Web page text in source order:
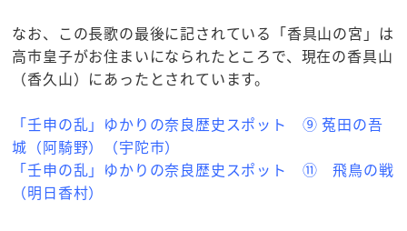
なお、この長歌の最後に記されている「香具山の宮」は
高市皇子がお住まいになられたところで、現在の香具山
（香久山）にあったとされています。
「壬申の乱」ゆかりの奈良歴史スポット ⑨ 菟田の吾
城（阿騎野）（宇陀市）
「壬申の乱」ゆかりの奈良歴史スポット ⑪ 飛鳥の戦
（明日香村）